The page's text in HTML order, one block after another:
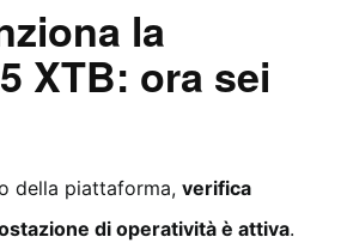
la
XTB: ora sei
della piattaforma, verifica
di operatività è attiva.